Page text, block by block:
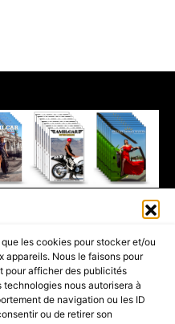
les cookies pour stocker et/ou
appareils. Nous le faisons pour
pour afficher des publicités
nous autorisera à
de navigation ou les ID
ou de retirer son
EDITOR - ADVERTISING
35 MAGAZINES
Voyages Contact